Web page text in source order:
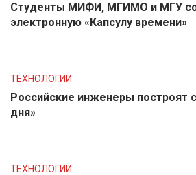
Студенты МИФИ, МГИМО и МГУ
электронную «Капсулу времени»
ТЕХНОЛОГИИ
Российские инженеры построят
дня»
ТЕХНОЛОГИИ